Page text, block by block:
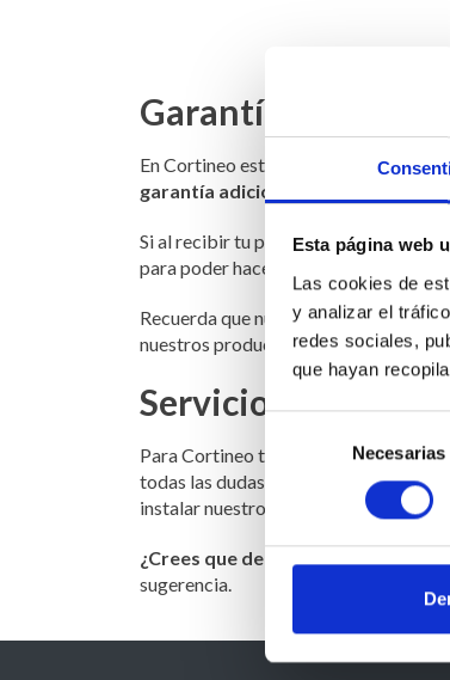
Esta página web
Las cookies de
y analizar el
redes sociales,
que hayan
de
consentimiento
Necesarias
Garantía de 3 años
En Cortineo estamos tan seguros de
garantía adicional
Si al recibir tu pedido detectas
para poder hacer la correspondiente
Recuerda que nuestra garantía
nuestros productos.
Servicio postventa
Para Cortineo tú eres lo más
todas las dudas que te surjan sobre
instalar nuestros estores y cortinas o
¿Crees que debemos mejorar en
sugerencia.